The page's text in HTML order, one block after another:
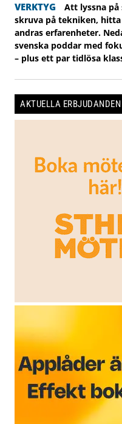
VERKTYG
Att lyssna
skruva på tekniken,
andras erfarenheter.
svenska poddar med
– plus ett par tidlösa
AKTUELLA ERBJUDANDEN